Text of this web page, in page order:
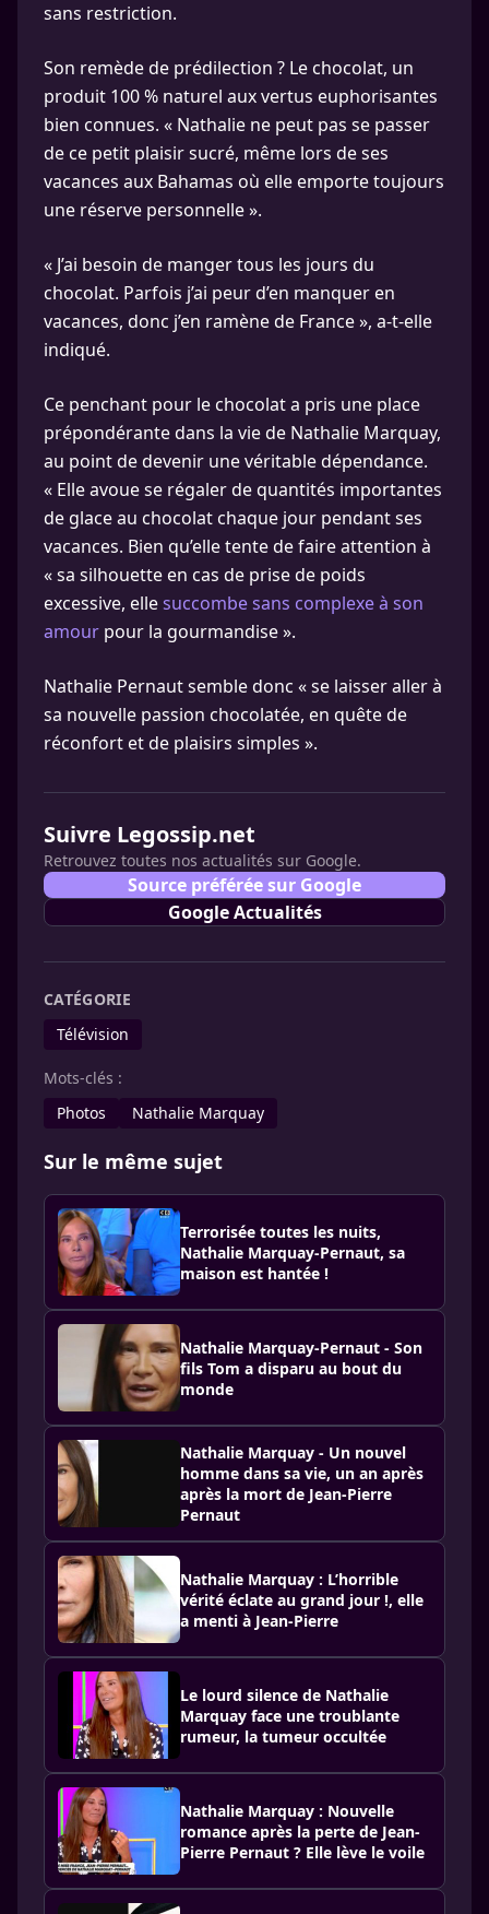
sans restriction.
Son remède de prédilection ? Le chocolat, un
produit 100 % naturel aux vertus euphorisantes
bien connues. « Nathalie ne peut pas se passer
de ce petit plaisir sucré, même lors de ses
vacances aux Bahamas où elle emporte toujours
une réserve personnelle ».
« J’ai besoin de manger tous les jours du
chocolat. Parfois j’ai peur d’en manquer en
vacances, donc j’en ramène de France », a-t-elle
indiqué.
Ce penchant pour le chocolat a pris une place
prépondérante dans la vie de Nathalie Marquay,
au point de devenir une véritable dépendance.
« Elle avoue se régaler de quantités importantes
de glace au chocolat chaque jour pendant ses
vacances. Bien qu’elle tente de faire attention à
« sa silhouette en cas de prise de poids
excessive, ellesuccombe sans complexe à son
amour pour la gourmandise ».
Nathalie Pernaut semble donc « se laisser aller à
sa nouvelle passion chocolatée, en quête de
réconfort et de plaisirs simples ».
Suivre Legossip.net
Retrouvez toutes nos actualités sur Google.
Source préférée sur Google
Google Actualités
CATÉGORIE
Télévision
Mots-clés :
Photos
Nathalie Marquay
Sur le même sujet
Terrorisée toutes les nuits,
Nathalie Marquay-Pernaut, sa
maison est hantée !
Nathalie Marquay-Pernaut - Son
fils Tom a disparu au bout du
monde
Nathalie Marquay - Un nouvel
homme dans sa vie, un an après
après la mort de Jean-Pierre
Pernaut
Nathalie Marquay : L’horrible
vérité éclate au grand jour !, elle
a menti à Jean-Pierre
Le lourd silence de Nathalie
Marquay face une troublante
rumeur, la tumeur occultée
Nathalie Marquay : Nouvelle
romance après la perte de Jean-
Pierre Pernaut ? Elle lève le voile